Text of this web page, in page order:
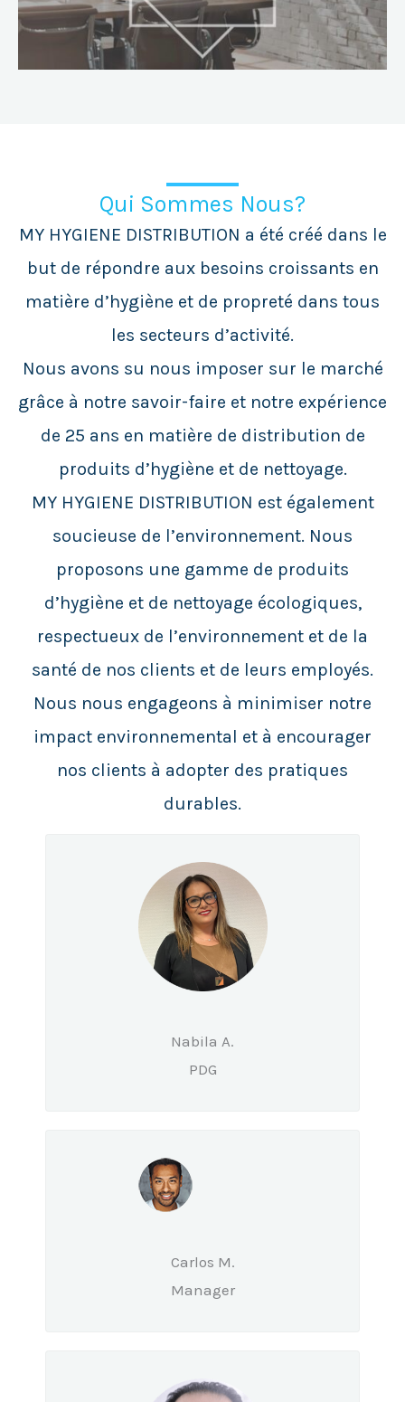
Qui Sommes Nous?
MY HYGIENE DISTRIBUTION a été créé dans le
but de répondre aux besoins croissants en
matière d’hygiène et de propreté dans tous
les secteurs d’activité.
Nous avons su nous imposer sur le marché
grâce à notre savoir-faire et notre expérience
de 25 ans en matière de distribution de
produits d’hygiène et de nettoyage.
MY HYGIENE DISTRIBUTION est également
soucieuse de l’environnement. Nous
proposons une gamme de produits
d’hygiène et de nettoyage écologiques,
respectueux de l’environnement et de la
santé de nos clients et de leurs employés.
Nous nous engageons à minimiser notre
impact environnemental et à encourager
nos clients à adopter des pratiques
durables.
Nabila A.
PDG
Carlos M.
Manager